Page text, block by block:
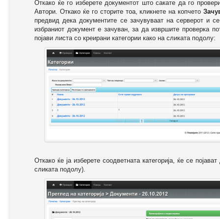
Откако ќе го изберете документот што сакате да го
Автори. Откако ќе го сторите тоа, кликнете на копчето
предвид дека документите се зачувуваат на серверот и
избраниот документ е зачуван, за да извршите проверка
појави листа со креирани категории како на сликата подолу:
Откако ќе ја изберете соодветната категорија, ќе се
сликата подолу).